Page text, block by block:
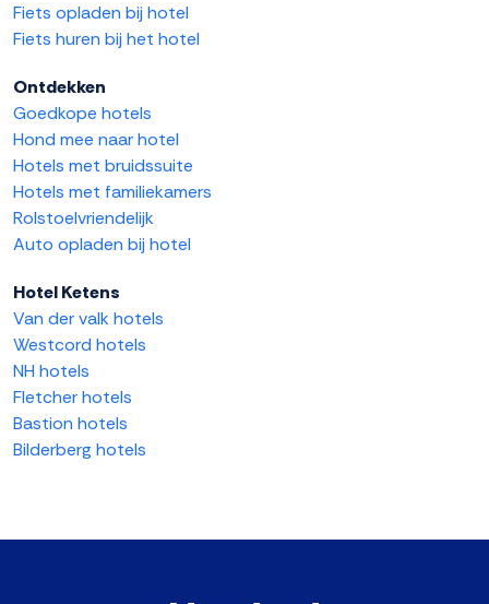
Fiets opladen bij hotel
Fiets huren bij het hotel
Ontdekken
Goedkope hotels
Hond mee naar hotel
Hotels met bruidssuite
Hotels met familiekamers
Rolstoelvriendelijk
Auto opladen bij hotel
Hotel Ketens
Van der valk hotels
Westcord hotels
NH hotels
Fletcher hotels
Bastion hotels
Bilderberg hotels